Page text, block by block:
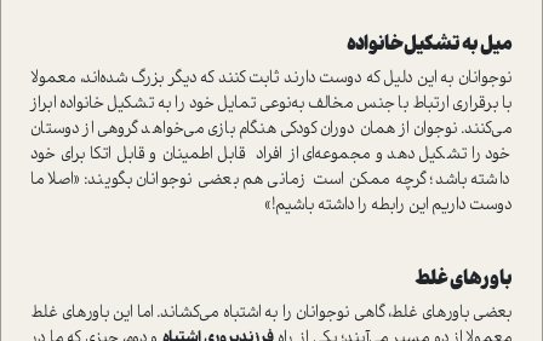
ميل به تشكيل خانواده
نوجوانان‌ به اين دليل كه دوست دارند ثابت كنند كه ديگر بزرگ شده‌اند، معمولا
با برقراري ارتباط با جنس مخالف به‌نوعي تمايل خود را به تشكيل خانواده ابراز
می‌كنند. نوجوان‌ از همان دوران كودكي هنگام بازي‌ می‌خواهد گروهی از دوستان
خود را تشكيل دهد و مجموعه‌ای از افراد قابل اطمينان و قابل اتكا برای خود
داشته باشد؛ گرچه ممکن است زماني هم بعضي نوجوانان بگویند: «اصلا ما
دوست داريم اين رابطه را داشته باشيم!»
باورهاي غلط
بعضي باورهاي غلط، گاهي نوجوانان را به اشتباه می‌كشاند. اما اين باورهاي غلط